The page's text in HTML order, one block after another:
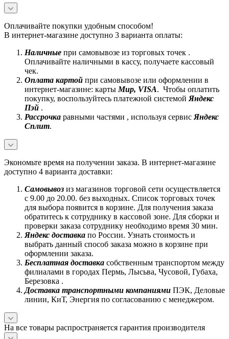
Оплачивайте покупки удобным способом!
В интернет-магазине доступно 3 варианта оплаты:
Наличные при самовывозе из торговых точек .
Оплачивайте наличными в кассу, получаете кассовый
чек.
Оплата картой при самовывозе или оформлении в
интернет-магазине: карты Mир, VISA. Чтобы оплатить
покупку, воспользуйтесь платежной системой Яндекс
Пэй .
Рассрочка равными частями , используя сервис Яндекс
Сплит.
Экономьте время на получении заказа. В интернет-магазине
доступно 4 варианта доставки:
Самовывоз из магазинов торговой сети осуществляется
с 9.00 до 20.00. без выходных. Список торговых точек
для выбора появится в корзине. Для получения заказа
обратитесь к сотруднику в кассовой зоне. Для сборки и
проверки заказа сотруднику необходимо время 30 мин.
Яндекс доставка по России. Узнать стоимость и
выбрать данный способ заказа можно в корзине при
оформлении заказа.
Бесплатная доставка собственным транспортом между
филиалами в городах Пермь, Лысьва, Чусовой, Губаха,
Березовка .
Доставка транспортными компаниями ПЭК, Деловые
линии, КиТ, Энергия по согласованию с менеджером.
На все товары распространяется гарантия производителя